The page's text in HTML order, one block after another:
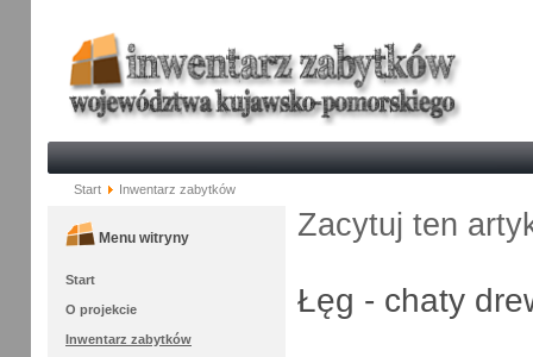
Start Inwentarz zabytków
Menu witryny
Start
O projekcie
Inwentarz zabytków
Zacytuj ten
Łęg - chaty